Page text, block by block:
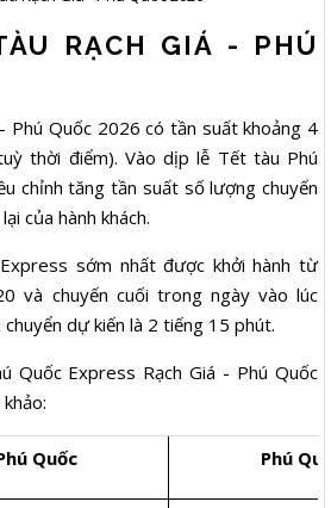
RẠCH GIÁ - PHÚ
Phú Quốc 2026 có tần suất khoảng 4
thời điểm). Vào dịp lễ Tết tàu Phú
chỉnh tăng tần suất số lượng chuyến
của hành khách.
sớm nhất được khởi hành từ
và chuyến cuối trong ngày vào lúc
dự kiến là 2 tiếng 15 phút.
Quốc Express Rạch Giá - Phú Quốc
Quốc Phú